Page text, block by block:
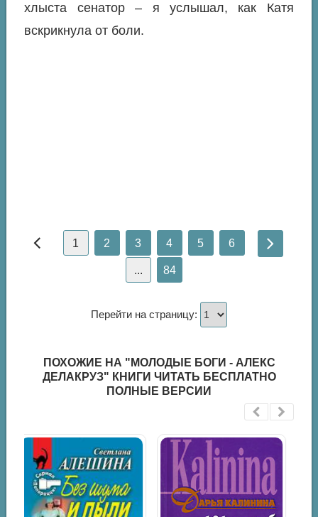
хлыста сенатор – я услышал, как Катя
вскрикнула от боли.
1 2 3 4 5 6
... 84
Перейти на страницу:
ПОХОЖИЕ НА "МОЛОДЫЕ БОГИ - АЛЕКС
ДЕЛАКРУЗ" КНИГИ ЧИТАТЬ БЕСПЛАТНО
ПОЛНЫЕ ВЕРСИИ